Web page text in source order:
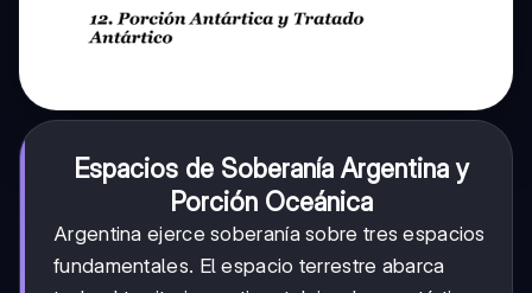
Espacios de Soberanía Argentina y
Porción Oceánica
Argentina ejerce soberanía sobre tres espacios
fundamentales. El espacio terrestre abarca